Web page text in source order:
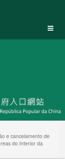
e cancelamento de
do Interior da